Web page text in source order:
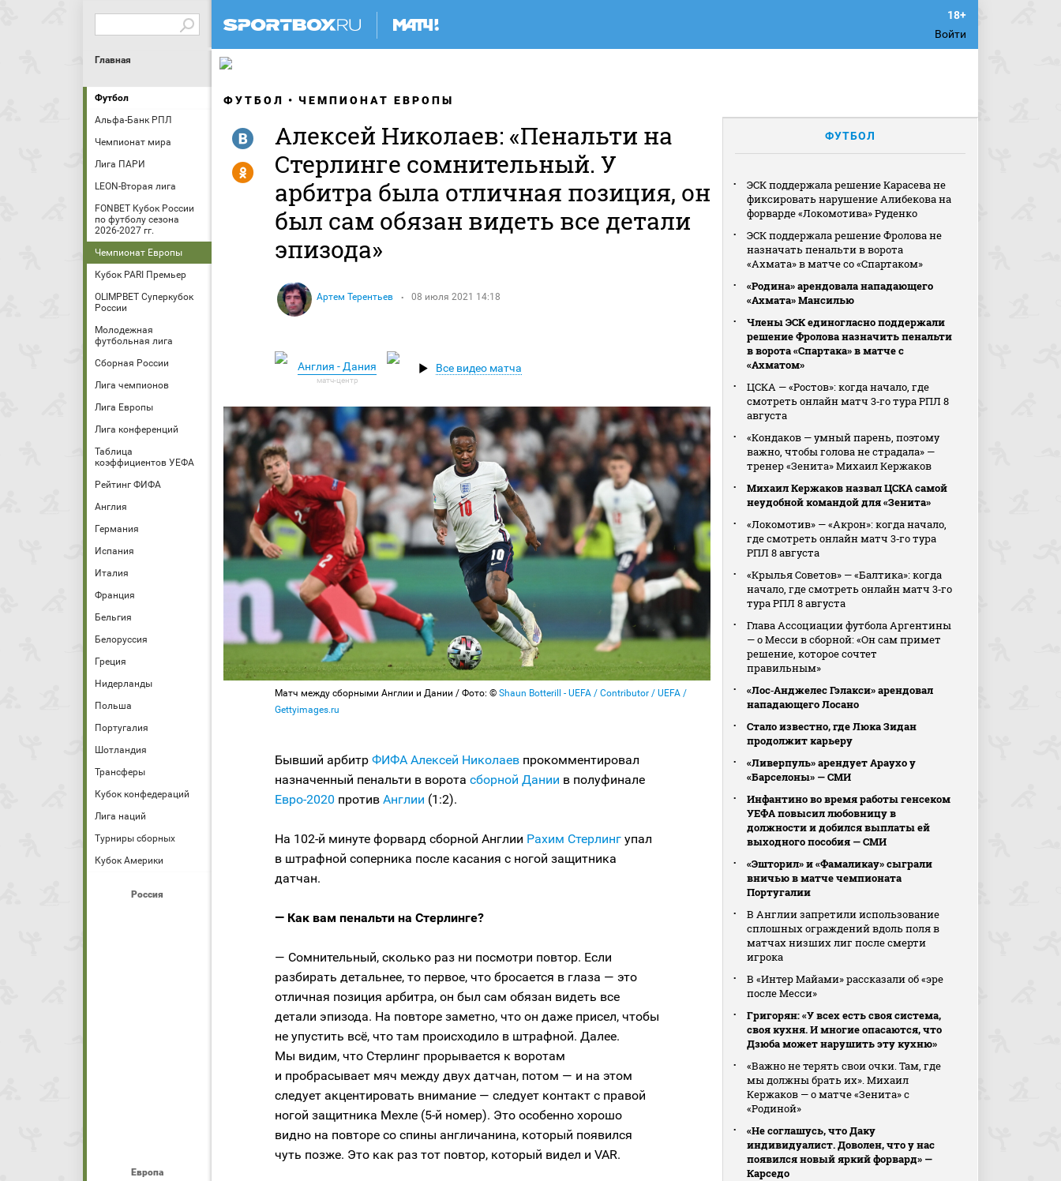
Войти
Главная
Футбол
Альфа-Банк РПЛ
Чемпионат мира
Лига ПАРИ
LEON-Вторая лига
FONBET Кубок России
по футболу сезона
2026-2027 гг.
Чемпионат Европы
Кубок PARI Премьер
OLIMPBET Суперкубок
России
Молодежная
футбольная лига
Сборная России
Лига чемпионов
Лига Европы
Лига конференций
Таблица
коэффициентов УЕФА
Рейтинг ФИФА
Англия
Германия
Испания
Италия
Франция
Бельгия
Белоруссия
Греция
Нидерланды
Польша
Португалия
Шотландия
Трансферы
Кубок конфедераций
Лига наций
Турниры сборных
Кубок Америки
Россия
Европа
ФУТБОЛ ЧЕМПИОНАТ ЕВРОПЫ
Алексей Николаев: «Пенальти на
Стерлинге сомнительный. У
арбитра была отличная позиция, он
был сам обязан видеть все детали
эпизода»
Артем Терентьев 08 июля 2021 14:18
R
Y
Англия - Дания Все видео матча
Матч между сборными Англии и Дании / Фото: © Shaun Botterill - UEFA / Contributor / UEFA /
Gettyimages.ru
Бывший арбитр ФИФА Алексей Николаев прокомментировал
назначенный пенальти в ворота сборной Дании в полуфинале
Евро-2020 против Англии (1:2).
На 102-й минуте форвард сборной Англии Рахим Стерлинг упал
в штрафной соперника после касания с ногой защитника
датчан.
— Как вам пенальти на Стерлинге?
— Сомнительный, сколько раз ни посмотри повтор. Если
разбирать детальнее, то первое, что бросается в глаза — это
отличная позиция арбитра, он был сам обязан видеть все
детали эпизода. На повторе заметно, что он даже присел, чтобы
не упустить всё, что там происходило в штрафной. Далее.
Мы видим, что Стерлинг прорывается к воротам
и пробрасывает мяч между двух датчан, потом — и на этом
следует акцентировать внимание — следует контакт с правой
ногой защитника Мехле (5-й номер). Это особенно хорошо
видно на повторе со спины англичанина, который появился
чуть позже. Это как раз тот повтор, который видел и VAR.
ФУТБОЛ
ЭСК поддержала решение Карасева не
фиксировать нарушение Алибекова на
форварде «Локомотива» Руденко
ЭСК поддержала решение Фролова не
назначать пенальти в ворота
«Ахмата» в матче со «Спартаком»
«Родина» арендовала нападающего
«Ахмата» Мансилью
Члены ЭСК единогласно поддержали
решение Фролова назначить пенальти
в ворота «Спартака» в матче с
«Ахматом»
ЦСКА — «Ростов»: когда начало, где
смотреть онлайн матч 3‑го тура РПЛ 8
августа
«Кондаков — умный парень, поэтому
важно, чтобы голова не страдала» —
тренер «Зенита» Михаил Кержаков
Михаил Кержаков назвал ЦСКА самой
неудобной командой для «Зенита»
«Локомотив» — «Акрон»: когда начало,
где смотреть онлайн матч 3‑го тура
РПЛ 8 августа
«Крылья Советов» — «Балтика»: когда
начало, где смотреть онлайн матч 3‑го
тура РПЛ 8 августа
Глава Ассоциации футбола Аргентины
— о Месси в сборной: «Он сам примет
решение, которое сочтет
правильным»
«Лос‑Анджелес Гэлакси» арендовал
нападающего Лосано
Стало известно, где Люка Зидан
продолжит карьеру
«Ливерпуль» арендует Араухо у
«Барселоны» — СМИ
Инфантино во время работы генсеком
УЕФА повысил любовницу в
должности и добился выплаты ей
выходного пособия — СМИ
«Эшторил» и «Фамаликау» сыграли
вничью в матче чемпионата
Португалии
В Англии запретили использование
сплошных ограждений вдоль поля в
матчах низших лиг после смерти
игрока
В «Интер Майами» рассказали об «эре
после Месси»
Григорян: «У всех есть своя система,
своя кухня. И многие опасаются, что
Дзюба может нарушить эту кухню»
«Важно не терять свои очки. Там, где
мы должны брать их». Михаил
Кержаков — о матче «Зенита» с
«Родиной»
«Не соглашусь, что Даку
индивидуалист. Доволен, что у нас
появился новый яркий форвард» —
Карседо